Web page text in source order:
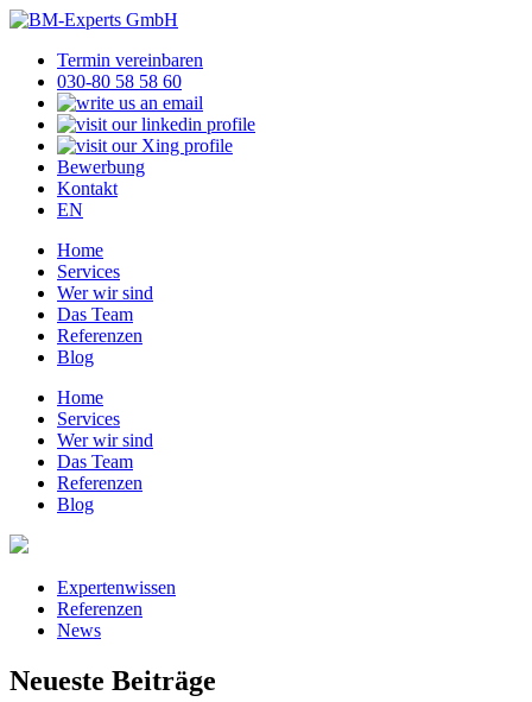
Termin vereinbaren
030-80 58 58 60
Bewerbung
Kontakt
EN
Home
Services
Wer wir sind
Das Team
Referenzen
Blog
Home
Services
Wer wir sind
Das Team
Referenzen
Blog
Expertenwissen
Referenzen
News
Neueste Beiträge